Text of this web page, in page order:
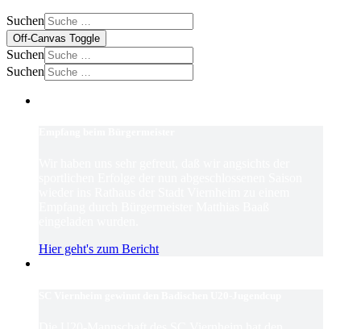
Suchen
Off-Canvas Toggle
Suchen
Suchen
Hier geht's zum Bericht